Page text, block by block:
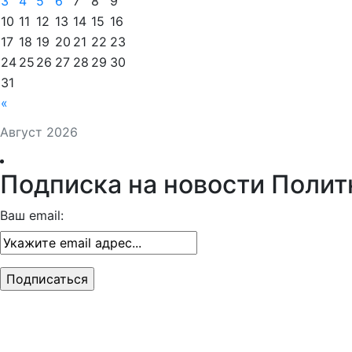
Август 2026
«
10 11 12 13 14 15 16
17 18 19 20 21 22 23
24 25 26 27 28 29 30
31
Подписка на новости
Ваш email: